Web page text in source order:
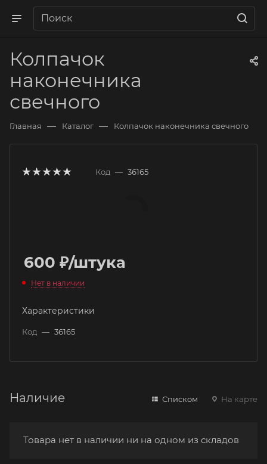
Колпачок
наконечника
свечного
Главная — Каталог — Колпачок наконечника свечного
Код — 36165
600 ₽/штука
Нет в наличии
Характеристики
Код — 36165
Наличие Списком На карте
Товара нет в наличии ни на одном из складов